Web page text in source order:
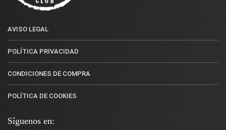
AVISO LEGAL
POLÍTICA PRIVACIDAD
CONDICIONES DE COMPRA
POLÍTICA DE COOKIES
Síguenos en: